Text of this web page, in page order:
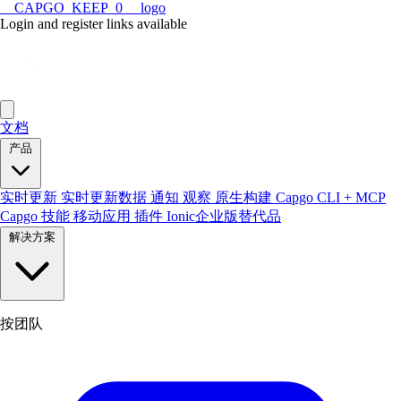
__CAPGO_KEEP_0__ logo
Login and register links available
文档
产品
实时更新 实时更新数据 通知 观察 原生构建 Capgo CLI + MCP
Capgo 技能 移动应用 插件 Ionic企业版替代品
解决方案
按团队